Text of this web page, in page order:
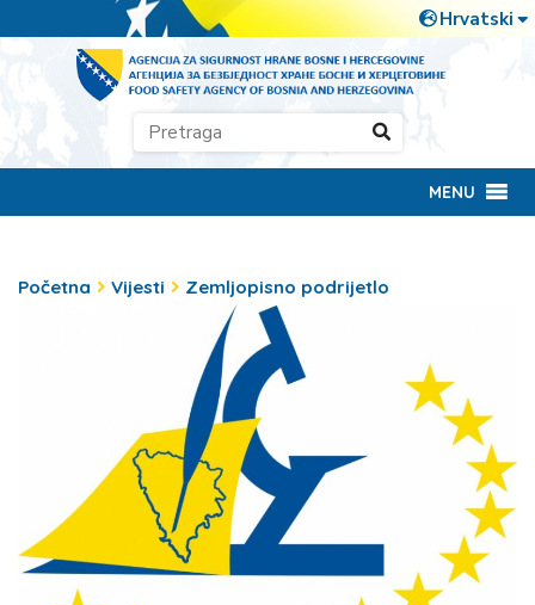
MENU
Početna Vijesti Zemljopisno podrijetlo